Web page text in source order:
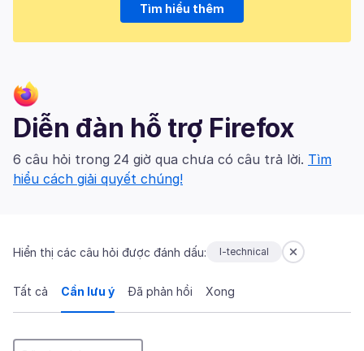
Tìm hiểu thêm
Diễn đàn hỗ trợ Firefox
6 câu hỏi trong 24 giờ qua chưa có câu trả lời. Tìm
hiểu cách giải quyết chúng!
Hiển thị các câu hỏi được đánh dấu: I-technical
Tất cả Cần lưu ý Đã phản hồi Xong